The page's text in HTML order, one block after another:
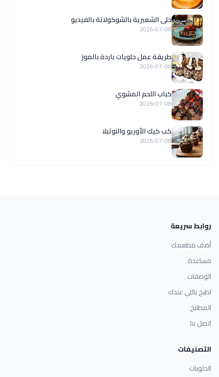
حلى الشعيرية بالشوكولاتة بالفيديو
2026-07-08
طريقة عمل حلويات باردة بالموز
2026-07-08
كباب اللحم المشوي
2026-07-08
كب كيك الأوريو والنوتيلا
2026-07-08
روابط سريعة
أضف مطعمك
مساعدة
الوصفات
اطبخ باللي عندك
المطابخ
اتصل بنا
التصنيفات
الحلويات